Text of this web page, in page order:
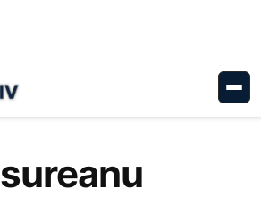
sureanu